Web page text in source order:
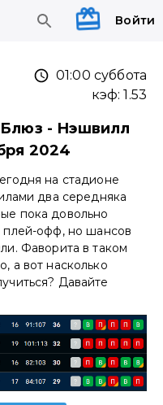
Войти
01:00 суббота
кэф:1.53
- Нэшвилл
2024
на стадионе
два середняка
пока довольно
плей-офф, но шансов
Фаворита в таком
а вот насколько
Давайте